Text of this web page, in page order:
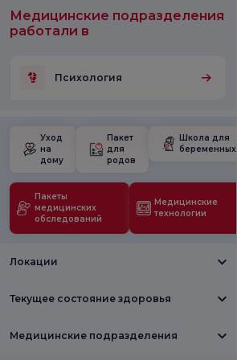
Медицинские подразделения
работали в
Психология
Уход
на
дому
Пакет
для
родов
Школа для
беременных
Пакеты
медицинских
обследований
Медицинские
технологии
Локации
Текущее состояние здоровья
Медицинские подразделения